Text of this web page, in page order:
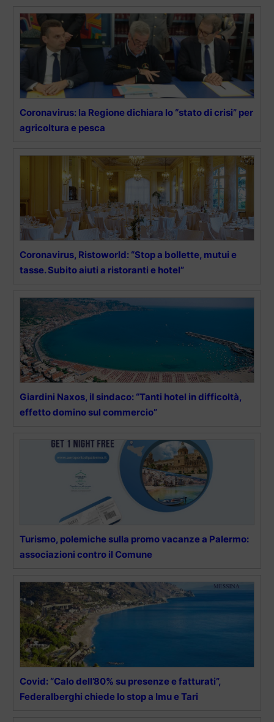
Coronavirus: la Regione dichiara lo “stato di crisi” per
agricoltura e pesca
Coronavirus, Ristoworld: “Stop a bollette, mutui e
tasse. Subito aiuti a ristoranti e hotel”
Giardini Naxos, il sindaco: “Tanti hotel in difficoltà,
effetto domino sul commercio”
Turismo, polemiche sulla promo vacanze a Palermo:
associazioni contro il Comune
Covid: “Calo dell’80% su presenze e fatturati”,
Federalberghi chiede lo stop a Imu e Tari